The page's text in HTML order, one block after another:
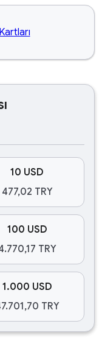
10 USD
477,02 TRY
100 USD
TRY
1.000 USD
TRY